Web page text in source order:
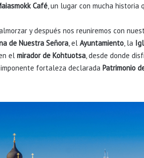
Café, un lugar con mucha
y después nos reuniremos con
de Nuestra Señora, el Ayuntamiento, la
el mirador de Kohtuotsa, desde donde
imponente fortaleza declarada Patrimonio